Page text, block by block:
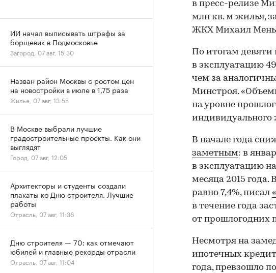
в пресс-релизе
млн кв. м жилья,
ЖКХ Михаил
По итогам девяти
в эксплуатацию
чем за
Минстроя.
на уровне
индивидуального
В начале года
заметным: в
в эксплуатацию
месяца 2015
равно 7,4%, писал
в течение года
от прошлогодних
Несмотря на
ипотечных
года, превзошло
ИИ начал выписывать штрафы за
борщевик в Подмосковье
Загород, 07 авг, 15:30
Назван район Москвы с ростом цен
на новостройки в июле в 1,75 раза
Жилье, 07 авг, 13:55
В Москве выбрали лучшие
градостроительные проекты. Как они
выглядят
Город, 07 авг, 12:05
Архитекторы и студенты создали
плакаты ко Дню строителя. Лучшие
работы
Отрасль, 07 авг, 11:36
Дню строителя — 70: как отмечают
юбилей и главные рекорды отрасли
Отрасль, 07 авг, 11:04